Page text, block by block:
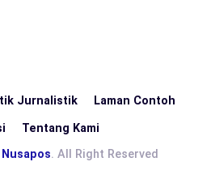
Jurnalistik Laman Contoh
Tentang Kami
Nusapos. All Right Reserved